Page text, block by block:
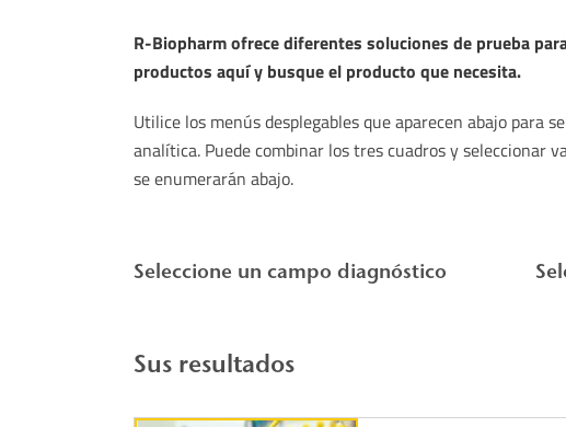
R-Biopharm ofrece diferentes soluciones de prueba
productos aquí y busque el producto que necesita.
Utilice los menús desplegables que aparecen abajo para
analítica. Puede combinar los tres cuadros y seleccionar
se enumerarán abajo.
Seleccione un campo diagnóstico
Sus resultados